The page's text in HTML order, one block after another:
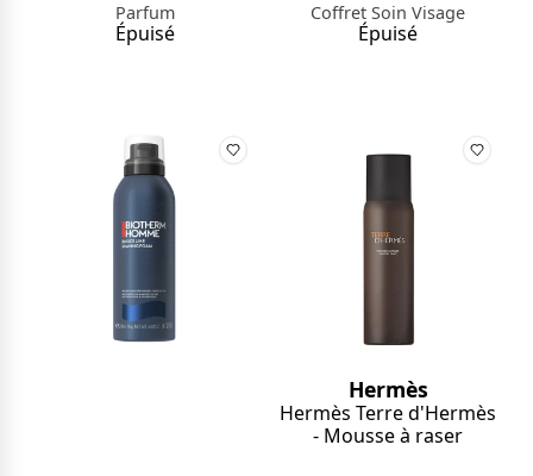
Parfum
Épuisé
Coffret Soin Visage
Épuisé
Hermès
Hermès Terre d'Hermès
- Mousse à raser